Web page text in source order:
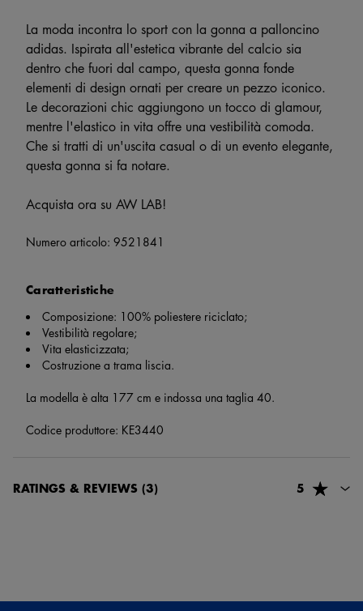
La moda incontra lo sport con la gonna a palloncino
adidas. Ispirata all'estetica vibrante del calcio sia
dentro che fuori dal campo, questa gonna fonde
elementi di design ornati per creare un pezzo iconico.
Le decorazioni chic aggiungono un tocco di glamour,
mentre l'elastico in vita offre una vestibilità comoda.
Che si tratti di un'uscita casual o di un evento elegante,
questa gonna si fa notare.
Acquista ora su AW LAB!
Numero articolo: 9521841
Caratteristiche
Composizione: 100% poliestere riciclato;
Vestibilità regolare;
Vita elasticizzata;
Costruzione a trama liscia.
La modella è alta 177 cm e indossa una taglia 40.
Codice produttore: KE3440
RATINGS & REVIEWS (3) 5